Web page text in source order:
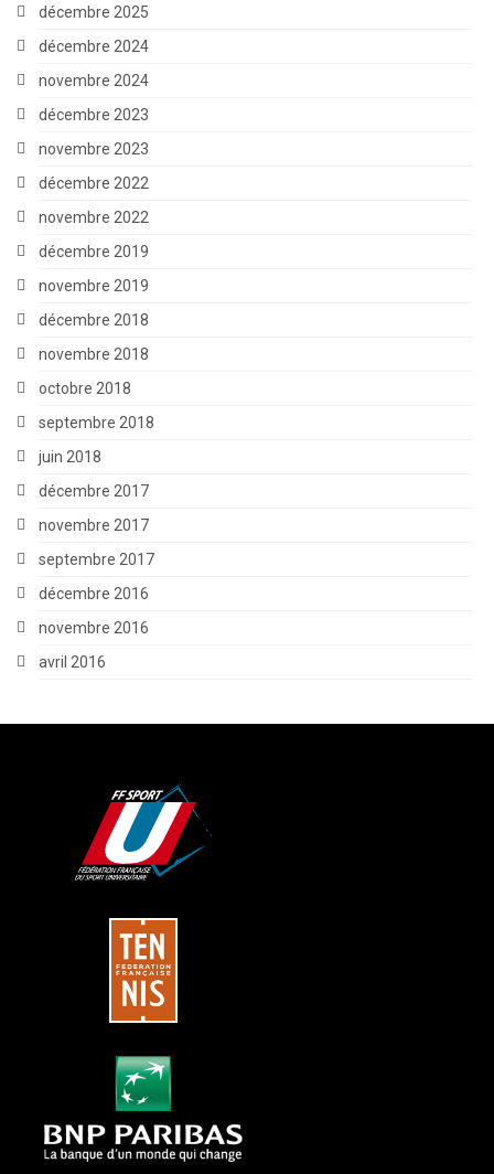
décembre 2025
décembre 2024
novembre 2024
décembre 2023
novembre 2023
décembre 2022
novembre 2022
décembre 2019
novembre 2019
décembre 2018
novembre 2018
octobre 2018
septembre 2018
juin 2018
décembre 2017
novembre 2017
septembre 2017
décembre 2016
novembre 2016
avril 2016